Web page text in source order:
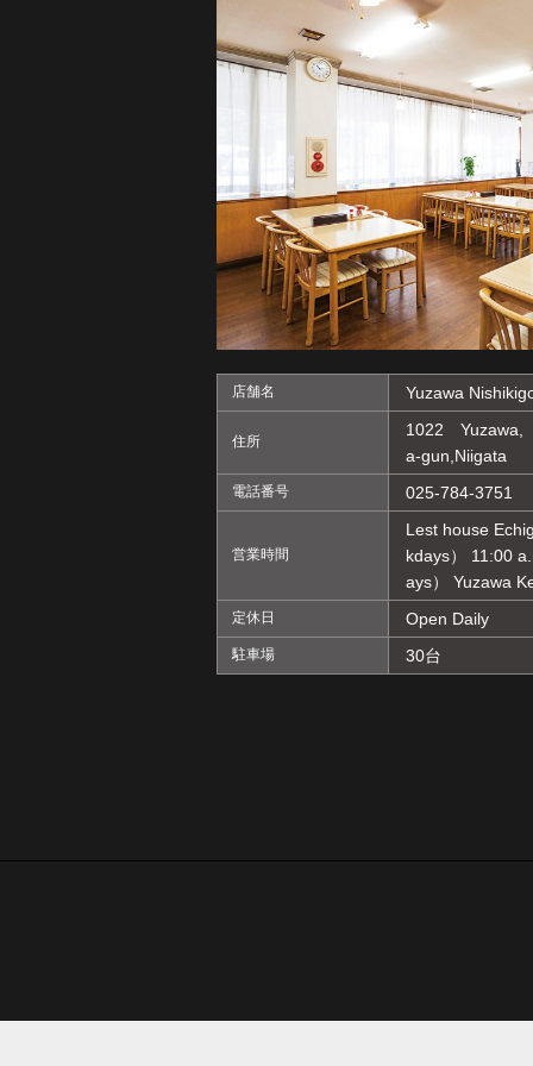
店舗名 Yuzawa
住所
1022 Yuzawa,
a-gun,Niigata
電話番号 025-784-3751
営業時間
Lest house
kdays） 11:00
ays） Yuzawa
定休日 Open Daily
駐車場 30台